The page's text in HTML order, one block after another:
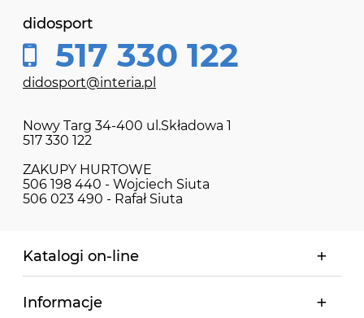
didosport
517 330 122
didosport@interia.pl
Nowy Targ 34-400 ul.Składowa 1
517 330 122
ZAKUPY HURTOWE
506 198 440 - Wojciech Siuta
506 023 490 - Rafał Siuta
Katalogi on-line
Informacje